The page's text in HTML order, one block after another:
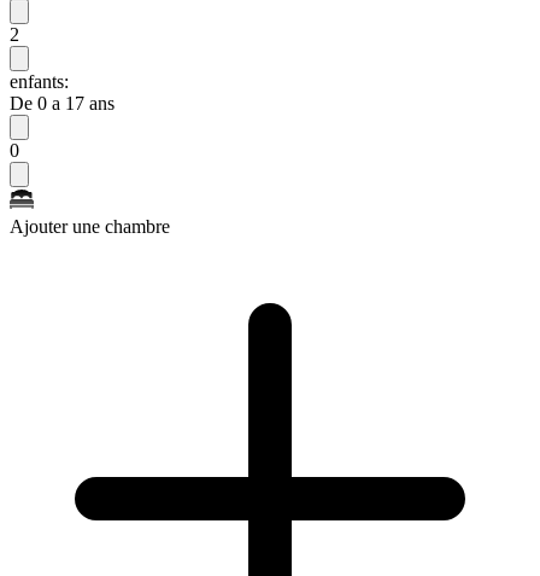
2
enfants:
De 0 a 17 ans
0
Ajouter une chambre